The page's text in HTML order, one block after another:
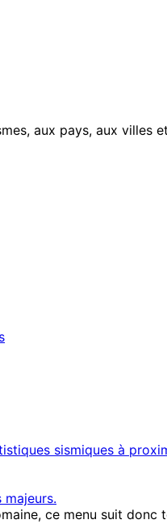
aux pays, aux villes
sismiques à
ce menu suit